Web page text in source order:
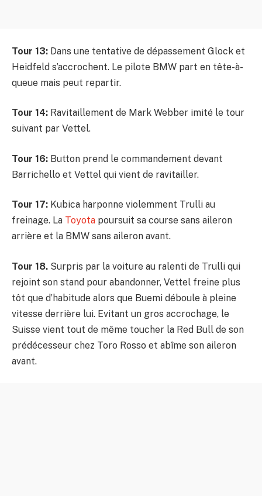
Tour 13: Dans une tentative de dépassement Glock et
Heidfeld s’accrochent. Le pilote BMW part en tête-à-
queue mais peut repartir.
Tour 14: Ravitaillement de Mark Webber imité le tour
suivant par Vettel.
Tour 16: Button prend le commandement devant
Barrichello et Vettel qui vient de ravitailler.
Tour 17: Kubica harponne violemment Trulli au
freinage. La Toyota poursuit sa course sans aileron
arrière et la BMW sans aileron avant.
Tour 18. Surpris par la voiture au ralenti de Trulli qui
rejoint son stand pour abandonner, Vettel freine plus
tôt que d’habitude alors que Buemi déboule à pleine
vitesse derrière lui. Evitant un gros accrochage, le
Suisse vient tout de même toucher la Red Bull de son
prédécesseur chez Toro Rosso et abîme son aileron
avant.